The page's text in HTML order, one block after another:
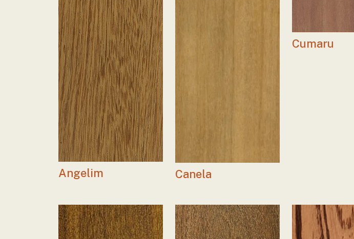
Angelim Canela
Cumaru